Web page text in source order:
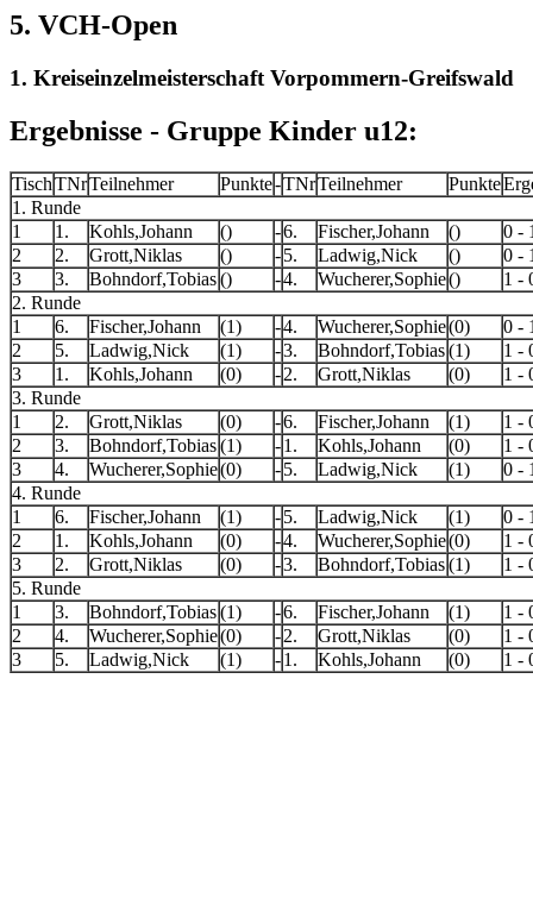
5. VCH-Open
1. Kreiseinzelmeisterschaft Vorpommern-Greifswald
Ergebnisse - Gruppe Kinder u12:
TischTNrTeilnehmer Punkte-TNrTeilnehmer Punkte
1. Runde
1
1. Kohls,Johann () -6. Fischer,Johann ()
0 -
2
2. Grott,Niklas () -5. Ladwig,Nick ()
0 -
3
3. Bohndorf,Tobias() -4. Wucherer,Sophie()
1 -
2. Runde
1
6. Fischer,Johann (1) -4. Wucherer,Sophie(0)
0 -
2
5. Ladwig,Nick (1) -3. Bohndorf,Tobias(1)
1 -
3
1. Kohls,Johann (0) -2. Grott,Niklas (0)
1 -
3. Runde
1
2. Grott,Niklas (0) -6. Fischer,Johann (1)
1 -
2
3. Bohndorf,Tobias(1) -1. Kohls,Johann (0)
1 -
3
4. Wucherer,Sophie(0) -5. Ladwig,Nick (1)
0 -
4. Runde
1
6. Fischer,Johann (1) -5. Ladwig,Nick (1)
0 -
2
1. Kohls,Johann (0) -4. Wucherer,Sophie(0)
1 -
3
2. Grott,Niklas (0) -3. Bohndorf,Tobias(1)
1 -
5. Runde
1
3. Bohndorf,Tobias(1) -6. Fischer,Johann (1)
1 -
2
4. Wucherer,Sophie(0) -2. Grott,Niklas (0)
1 -
3
5. Ladwig,Nick (1) -1. Kohls,Johann (0) 1 -